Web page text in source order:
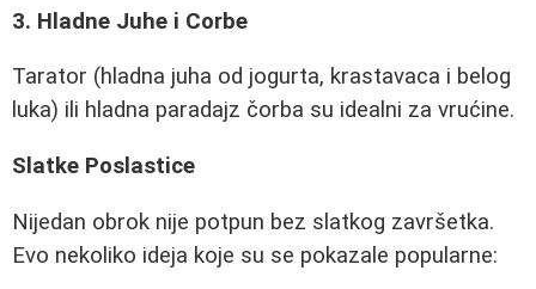
3. Hladne Juhe i Corbe
Tarator (hladna juha od jogurta, krastavaca i belog
luka) ili hladna paradajz čorba su idealni za vrućine.
Slatke Poslastice
Nijedan obrok nije potpun bez slatkog završetka.
Evo nekoliko ideja koje su se pokazale popularne: